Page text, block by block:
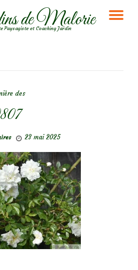
de Malorie
Paysagiste et Coaching Jardin
des
23 mai 2025